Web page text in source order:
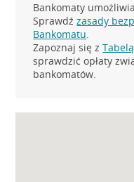
Bankomaty
Sprawdźzasady
Bankomatu.
Zapoznaj się z
sprawdzić opłaty
bankomatów.